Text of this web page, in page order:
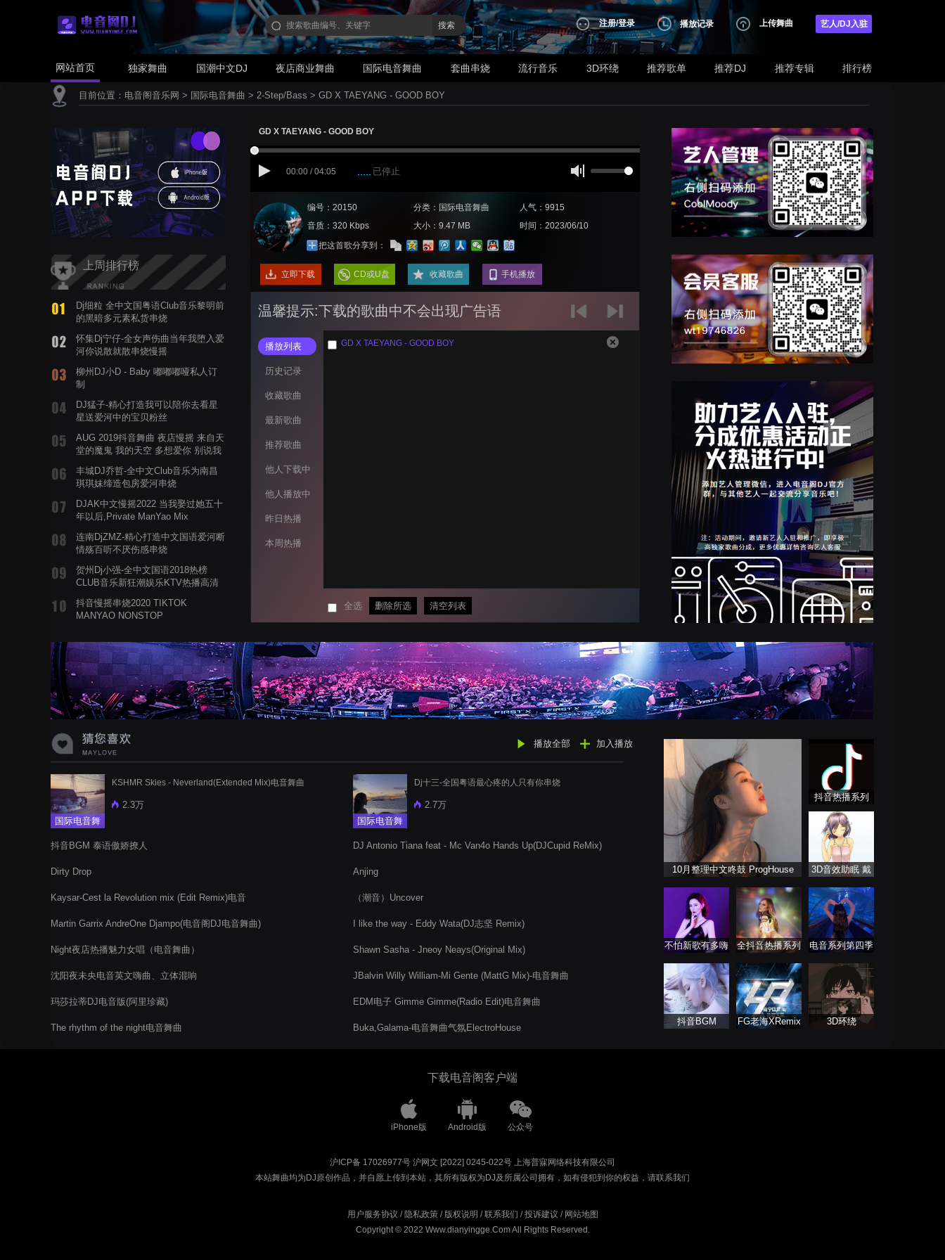
搜索 注册/登录 播放记录 上传舞曲 艺人/DJ入驻
网站首页 独家舞曲 国潮中文DJ 夜店商业舞曲 国际电音舞曲 套曲串烧 流行音乐 3D环绕 推荐歌单 推荐DJ 推荐专辑 排行榜
目前位置： 电音阁音乐网 > 国际电音舞曲 > 2-Step/Bass > GD X TAEYANG - GOOD BOY
上周排行榜
Dj细粒 全中文国粤语Club音乐黎明前
的黑暗多元素私货串烧
怀集Dj宁仔-全女声伤曲当年我堕入爱
河你说散就散串烧慢摇
柳州DJ小D - Baby 嘟嘟嘟哑私人订
制
DJ猛子-精心打造我可以陪你去看星
星送爱河中的宝贝粉丝
AUG 2019抖音舞曲 夜店慢摇 来自天
堂的魔鬼 我的天空 多想爱你 别说我
丰城DJ乔哲-全中文Club音乐为南昌
琪琪妹缔造包房爱河串烧
DJAK中文慢摇2022 当我娶过她五十
年以后,Private ManYao Mix
连南DjZMZ-精心打造中文国语爱河断
情殇百听不厌伤感串烧
贺州Dj小强-全中文国语2018热榜
CLUB音乐新狂潮娱乐KTV热播高清
抖音慢摇串烧2020 TIKTOK
MANYAO NONSTOP
蝉爸爸妈妈爱存在夏天的风是想你的
声音啊
GD X TAEYANG - GOOD BOY
00:00 / 04:05 已停止
编号：20150 分类：国际电音舞曲
人气：9915
音质：320 Kbps
大小：9.47 MB
时间：2023/06/10
把这首歌分享到：
立即下载 CD或U盘 收藏歌曲 手机播放
温馨提示:下载的歌曲中不会出现广告语
播放列表
历史记录
收藏歌曲
最新歌曲
推荐歌曲
他人下载中
他人播放中
昨日热播
本周热播
GD X TAEYANG - GOOD BOY
全选 删除所选 清空列表
播放全部 加入播放
国际电音舞
KSHMR Skies - Neverland(Extended Mix)电音舞曲
2.3万
抖音BGM 泰语傲娇撩人
Dirty Drop
Kaysar-Cest la Revolution mix (Edit Remix)电音
Martin Garrix AndreOne Djampo(电音阁DJ电音舞曲)
Night夜店热播魅力女唱（电音舞曲）
沈阳夜未央电音英文嗨曲、立体混响
玛莎拉蒂DJ电音版(阿里珍藏)
The rhythm of the night电音舞曲
国际电音舞
Dj十三-全国粤语最心疼的人只有你串烧
2.7万
DJ Antonio Tiana feat - Mc Van4o Hands Up(DJCupid ReMix)
Anjing
（潮音）Uncover
I like the way - Eddy Wata(DJ志坚 Remix)
Shawn Sasha - Jneoy Neays(Original Mix)
JBalvin Willy William-Mi Gente (MattG Mix)-电音舞曲
EDM电子 Gimme Gimme(Radio Edit)电音舞曲
Buka,Galama-电音舞曲气氛ElectroHouse
10月整理中文咚鼓 ProgHouse
抖音热播系列
3D音效助眠 戴
不怕新歌有多嗨
全抖音热播系列
电音系列第四季
抖音BGM
FG老海XRemix
3D环绕
下载电音阁客户端
iPhone版 Android版 公众号
沪ICP备 17026977号 沪网文 [2022] 0245-022号 上海普寐网络科技有限公司
本站舞曲均为DJ原创作品，并自愿上传到本站，其所有版权为DJ及所属公司拥有，如有侵犯到你的权益，请联系我们
用户服务协议 / 隐私政策/ 版权说明 /联系我们 /投诉建议 / 网站地图
Copyright © 2022 Www.dianyingge.Com All Rights Reserved.